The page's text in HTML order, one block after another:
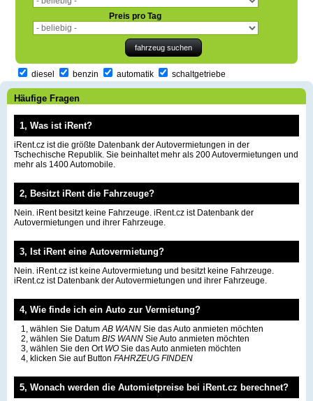
Preis pro Tag
diesel benzin automatik schaltgetriebe
Häufige Fragen
1, Was ist iRent?
iRent.cz ist die größte Datenbank der Autovermietungen in der
Tschechische Republik. Sie beinhaltet mehr als 200 Autovermietungen und
mehr als 1400 Automobile.
2, Besitzt iRent die Fahrzeuge?
Nein. iRent besitzt keine Fahrzeuge. iRent.cz ist Datenbank der
Autovermietungen und ihrer Fahrzeuge.
3, Ist iRent eine Autovermietung?
Nein. iRent.cz ist keine Autovermietung und besitzt keine Fahrzeuge.
iRent.cz ist Datenbank der Autovermietungen und ihrer Fahrzeuge.
4, Wie finde ich ein Auto zur Vermietung?
1, wählen Sie DatumAB WANN Sie das Auto anmieten möchten
2, wählen Sie Datum BIS WANN Sie Auto anmieten möchten
3, wählen Sie den Ort WO Sie das Auto anmieten möchten
4, klicken Sie auf Button FAHRZEUG FINDEN
5, Wonach werden die Automietpreise bei iRent.cz berechnet?